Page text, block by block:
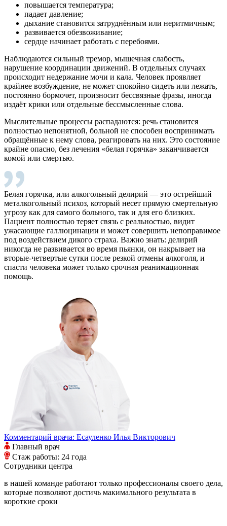
повышается температура;
падает давление;
дыхание становится затруднённым или неритмичным;
развивается обезвоживание;
сердце начинает работать с перебоями.
Наблюдаются сильный тремор, мышечная слабость,
нарушение координации движений. В отдельных случаях
происходит недержание мочи и кала. Человек проявляет
крайнее возбуждение, не может спокойно сидеть или лежать,
постоянно бормочет, произносит бессвязные фразы, иногда
издаёт крики или отдельные бессмысленные слова.
Мыслительные процессы распадаются: речь становится
полностью непонятной, больной не способен воспринимать
обращённые к нему слова, реагировать на них. Это состояние
крайне опасно, без лечения «белая горячка» заканчивается
комой или смертью.
Белая горячка, или алкогольный делирий — это острейший
металкогольный психоз, который несет прямую смертельную
угрозу как для самого больного, так и для его близких.
Пациент полностью теряет связь с реальностью, видит
ужасающие галлюцинации и может совершить непоправимое
под воздействием дикого страха. Важно знать: делирий
никогда не развивается во время пьянки, он накрывает на
вторые-четвертые сутки после резкой отмены алкоголя, и
спасти человека может только срочная реанимационная
помощь.
Комментарий врача: Есауленко Илья Викторович
Главный врач
Стаж работы: 24 года
Сотрудники центра
в нашей команде работают только профессионалы своего дела,
которые позволяют достичь макимального результата в
короткие сроки